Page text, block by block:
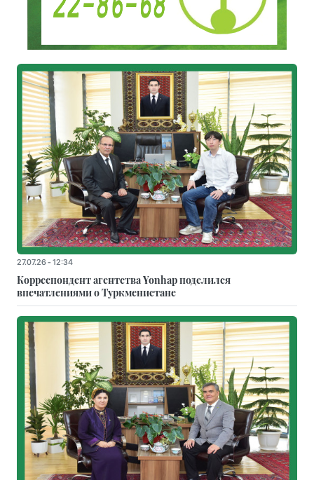
27.07.26 - 12:34
Корреспондент агентства Yonhap поделился
впечатлениями о Туркменистане